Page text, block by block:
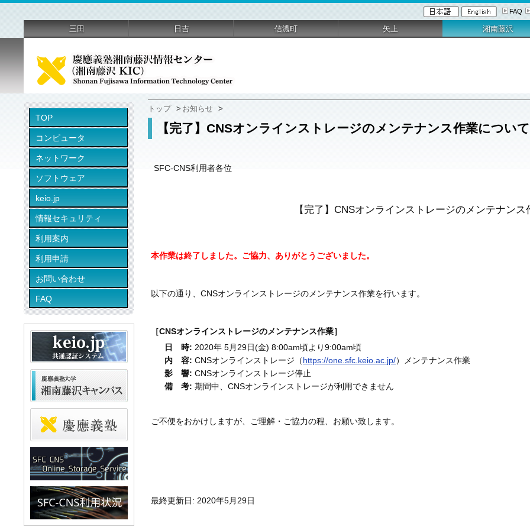
FAQ
TOP
コンピュータ
ネットワーク
ソフトウェア
keio.jp
情報セキュリティ
利用案内
利用申請
お問い合わせ
FAQ
トップ > お知らせ >
【完了】CNSオンラインストレージのメンテナンス作業につい
SFC-CNS利用者各位
【完了】CNSオンラインストレージのメンテナン
本作業は終了しました。ご協力、ありがとうございました。
以下の通り、CNSオンラインストレージのメンテナンス作業を行います。
［CNSオンラインストレージのメンテナンス作業］
日 時: 2020年 5月29日(金) 8:00am頃より9:00am頃
内 容:CNSオンラインストレージ（https://one.sfc.keio.ac.jp/）メンテナンス作業
影 響:CNSオンラインストレージ停止
備 考:期間中、CNSオンラインストレージが利用できません
ご不便をおかけしますが、ご理解・ご協力の程、お願い致します。
最終更新日: 2020年5月29日
三田 日吉 信濃町 矢上 湘南藤沢